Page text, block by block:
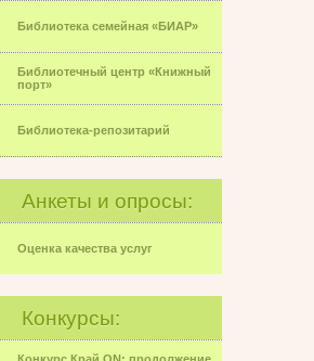
Библиотека семейная «БИАР»
Библиотечный центр «Книжный
порт»
Библиотека-репозитарий
Анкеты и опросы:
Оценка качества услуг
Конкурсы: